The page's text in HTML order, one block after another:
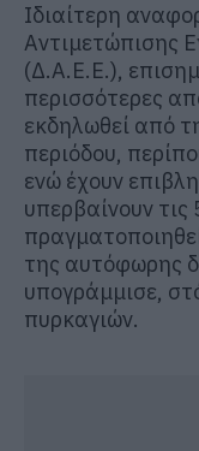
Ιδιαίτερη
Αντιμετώπισης
(Δ.Α.Ε.Ε.),
περισσότερες
εκδηλωθεί από
περιόδου,
ενώ έχουν
υπερβαίνουν
της αυτόφωρης
υπογράμμισε,
πυρκαγιών.